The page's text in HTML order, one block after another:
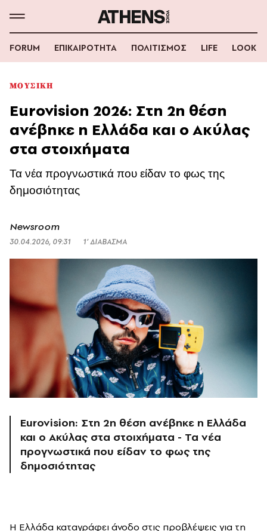
FORUM ΕΠΙΚΑΙΡΟΤΗΤΑ ΠΟΛΙΤΙΣΜΟΣ LIFE LOOK
ΜΟΥΣΙΚΗ
Eurovision 2026: Στη 2η θέση
ανέβηκε η Ελλάδα και ο Ακύλας
στα στοιχήματα
Τα νέα προγνωστικά που είδαν το φως της
δημοσιότητας
Newsroom
30.04.2026, 09:31 1’ ΔΙΑΒΑΣΜΑ
Eurovision: Στη 2η θέση ανέβηκε η Ελλάδα
και ο Ακύλας στα στοιχήματα - Τα νέα
προγνωστικά που είδαν το φως της
δημοσιότητας
Η Ελλάδα καταγράφει άνοδο στις προβλέψεις για τη